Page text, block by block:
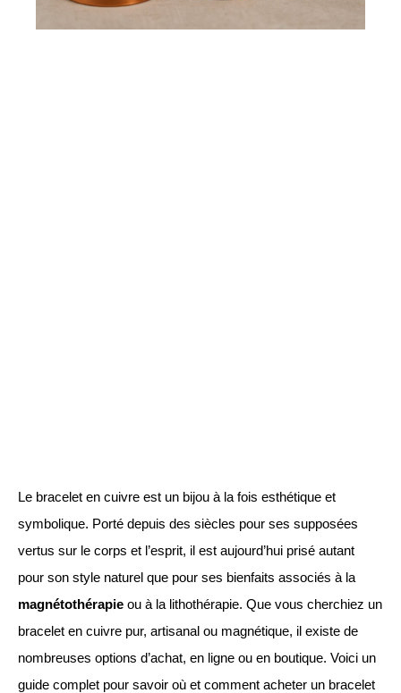
Le bracelet en cuivre est un bijou à la fois esthétique et
symbolique. Porté depuis des siècles pour ses supposées
vertus sur le corps et l’esprit, il est aujourd’hui prisé autant
pour son style naturel que pour ses bienfaits associés à la
magnétothérapie ou à la lithothérapie. Que vous cherchiez un
bracelet en cuivre pur, artisanal ou magnétique, il existe de
nombreuses options d’achat, en ligne ou en boutique. Voici un
guide complet pour savoir où et comment acheter un bracelet